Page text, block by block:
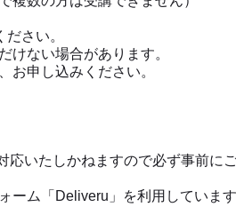
さい。
けない場合があります。
お申し込みください。
いたしかねますので必ず事前にご
ーム「Deliveru」を利用しています